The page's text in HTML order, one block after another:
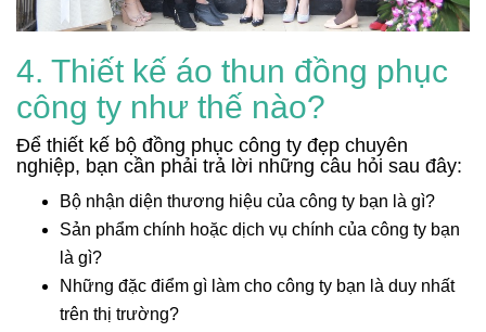
4. Thiết kế áo thun đồng phục
công ty như thế nào?
Để thiết kế bộ đồng phục công ty đẹp chuyên
nghiệp, bạn cần phải trả lời những câu hỏi sau đây:
Bộ nhận diện thương hiệu của công ty bạn là gì?
Sản phẩm chính hoặc dịch vụ chính của công ty bạn
là gì?
Những đặc điểm gì làm cho công ty bạn là duy nhất
trên thị trường?